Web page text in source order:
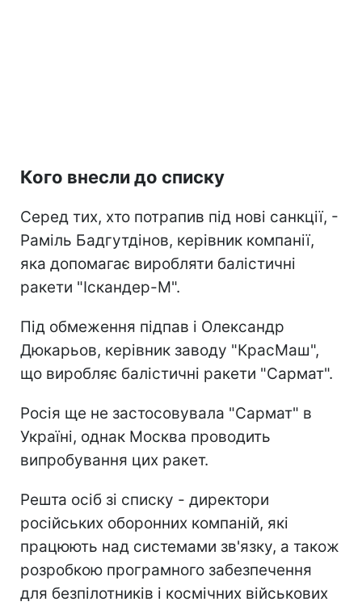
Кого внесли до списку
Серед тих, хто потрапив під нові санкції, -
Раміль Бадгутдінов, керівник компанії,
яка допомагає виробляти балістичні
ракети "Іскандер-М".
Під обмеження підпав і Олександр
Дюкарьов, керівник заводу "КрасМаш",
що виробляє балістичні ракети "Сармат".
Росія ще не застосовувала "Сармат" в
Україні, однак Москва проводить
випробування цих ракет.
Решта осіб зі списку - директори
російських оборонних компаній, які
працюють над системами зв'язку, а також
розробкою програмного забезпечення
для безпілотників і космічних військових